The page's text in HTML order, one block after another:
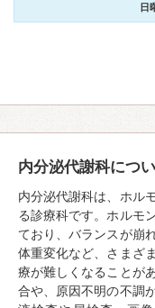
日
内分泌代謝科につ
内分泌代謝科は、ホル
る診療科です。ホルモ
ており、バランスが崩
体重変化など、さまざ
療が難しくなることが
合や、原因不明の不調